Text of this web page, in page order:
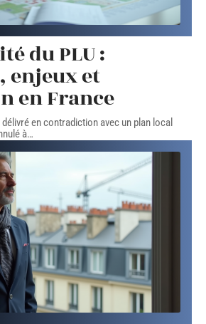
du PLU :
et
en France
en contradiction avec un plan local
à…